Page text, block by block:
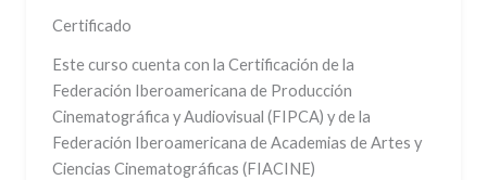
Certificado
Este curso cuenta con la Certificación de la
Federación Iberoamericana de Producción
Cinematográfica y Audiovisual (FIPCA) y de la
Federación Iberoamericana de Academias de Artes y
Ciencias Cinematográficas (FIACINE)